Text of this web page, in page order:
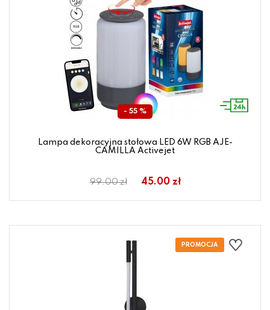
- 55 %
Lampa dekoracyjna stołowa LED 6W RGB AJE-
CAMILLA Activejet
99.00 zł 45.00 zł